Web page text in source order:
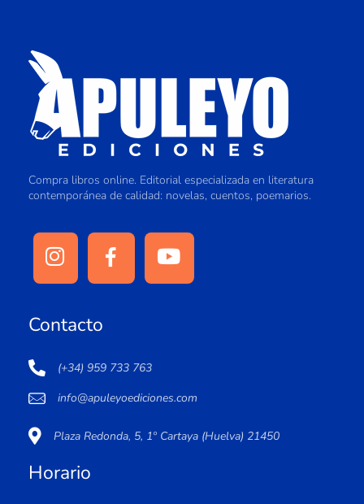
Compra libros online. Editorial especializada en literatura
contemporánea de calidad: novelas, cuentos, poemarios.
Contacto
(+34) 959 733 763
info@apuleyoediciones.com
Plaza Redonda, 5, 1º Cartaya (Huelva) 21450
Horario